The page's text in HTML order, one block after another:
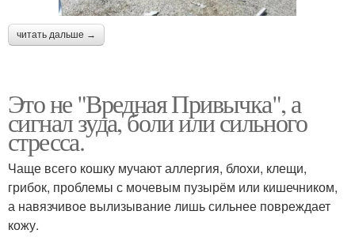
читать дальше →
Это не "Вредная Привычка", а
сигнал зуда, боли или сильного
стресса.
Чаще всего кошку мучают аллергия, блохи, клещи,
грибок, проблемы с мочевым пузырём или кишечником,
а навязчивое вылизывание лишь сильнее повреждает
кожу.